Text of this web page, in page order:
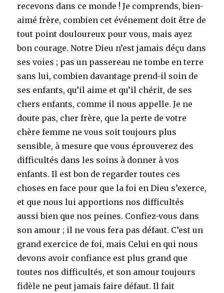
recevons dans ce monde ! Je comprends, bien-
aimé frère, combien cet événement doit être de
tout point douloureux pour vous, mais ayez
bon courage. Notre Dieu n’est jamais déçu dans
ses voies ; pas un passereau ne tombe en terre
sans lui, combien davantage prend-il soin de
ses enfants, qu’il aime et qu’il chérit, de ses
chers enfants, comme il nous appelle. Je ne
doute pas, cher frère, que la perte de votre
chère femme ne vous soit toujours plus
sensible, à mesure que vous éprouverez des
difficultés dans les soins à donner à vos
enfants. Il est bon de regarder toutes ces
choses en face pour que la foi en Dieu s’exerce,
et que nous lui apportions nos difficultés
aussi bien que nos peines. Confiez-vous dans
son amour ; il ne vous fera pas défaut. C’est un
grand exercice de foi, mais Celui en qui nous
devons avoir confiance est plus grand que
toutes nos difficultés, et son amour toujours
fidèle ne peut jamais faire défaut. Il fait